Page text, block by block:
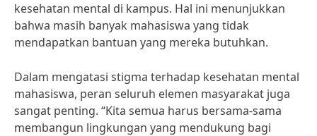
kesehatan mental di kampus. Hal ini menunjukkan
bahwa masih banyak mahasiswa yang tidak
mendapatkan bantuan yang mereka butuhkan.
Dalam mengatasi stigma terhadap kesehatan mental
mahasiswa, peran seluruh elemen masyarakat juga
sangat penting. “Kita semua harus bersama-sama
membangun lingkungan yang mendukung bagi